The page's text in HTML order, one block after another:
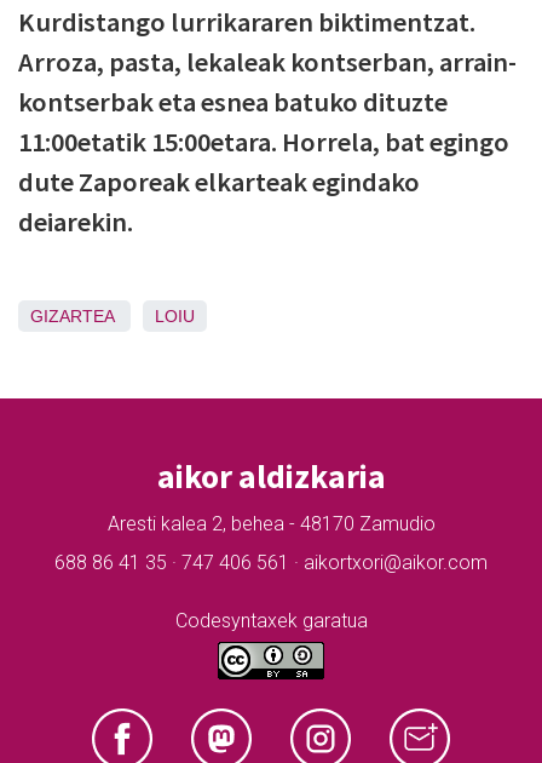
Kurdistango lurrikararen biktimentzat.
Arroza, pasta, lekaleak kontserban, arrain-
kontserbak eta esnea batuko dituzte
11:00etatik 15:00etara. Horrela, bat egingo
dute Zaporeak elkarteak egindako
deiarekin.
GIZARTEA LOIU
aikor aldizkaria
Aresti kalea 2, behea - 48170 Zamudio
688 86 41 35 · 747 406 561 · aikortxori@aikor.com
Codesyntaxek garatua